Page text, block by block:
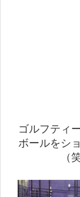
ゴルフティ
ボールをシ
（